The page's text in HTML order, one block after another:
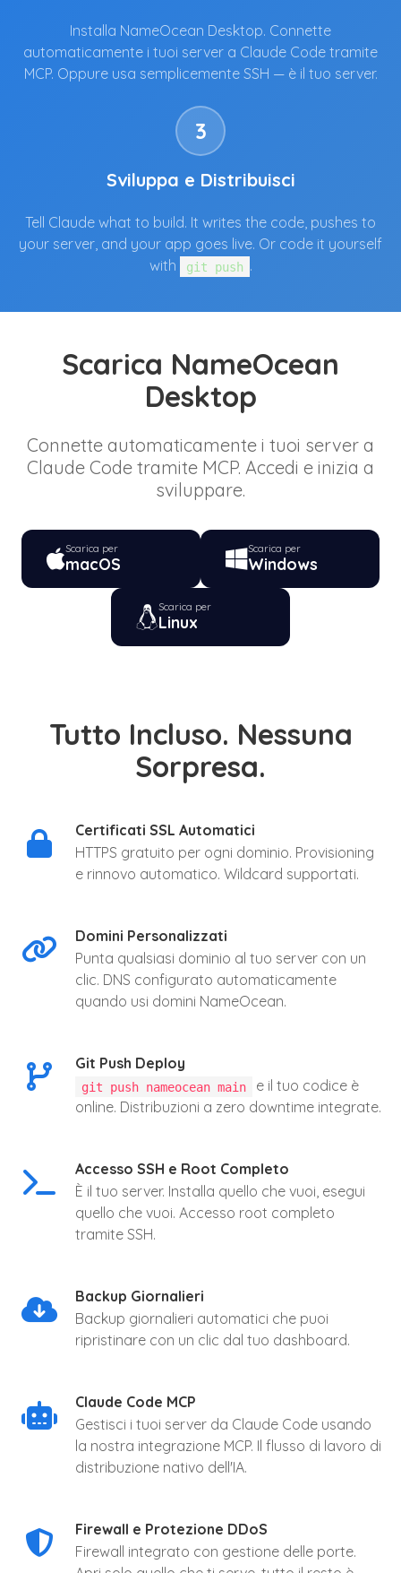
Installa NameOcean Desktop. Connette
automaticamente i tuoi server a Claude Code tramite
MCP. Oppure usa semplicemente SSH — è il tuo server.
3
Sviluppa e Distribuisci
Tell Claude what to build. It writes the code, pushes to
your server, and your app goes live. Or code it yourself
with
git push .
Scarica NameOcean
Desktop
Connette automaticamente i tuoi server a
Claude Code tramite MCP. Accedi e inizia a
sviluppare.
Scarica per
macOS
Scarica per
Windows
Scarica per
Linux
Tutto Incluso. Nessuna
Sorpresa.
Certificati SSL Automatici
HTTPS gratuito per ogni dominio. Provisioning
e rinnovo automatico. Wildcard supportati.
Domini Personalizzati
Punta qualsiasi dominio al tuo server con un
clic. DNS configurato automaticamente
quando usi domini NameOcean.
Git Push Deploy
git push nameocean main
e il tuo codice è
online. Distribuzioni a zero downtime integrate.
Accesso SSH e Root Completo
È il tuo server. Installa quello che vuoi, esegui
quello che vuoi. Accesso root completo
tramite SSH.
Backup Giornalieri
Backup giornalieri automatici che puoi
ripristinare con un clic dal tuo dashboard.
Claude Code MCP
Gestisci i tuoi server da Claude Code usando
la nostra integrazione MCP. Il flusso di lavoro di
distribuzione nativo dell'IA.
Firewall e Protezione DDoS
Firewall integrato con gestione delle porte.